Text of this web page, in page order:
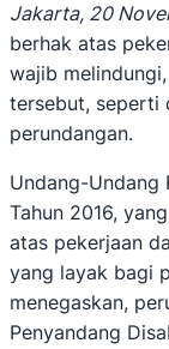
Jakarta, 20
berhak atas
wajib
tersebut, seperti
perundangan.
Undang-Undang
Tahun 2016,
atas pekerjaan
yang layak bagi
menegaskan,
Penyandang